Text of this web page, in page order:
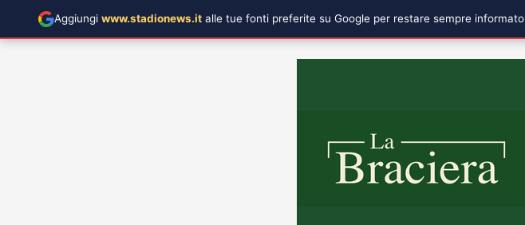
Aggiungi www.stadionews.it alle tue fonti preferite su Google per restare sempre informato